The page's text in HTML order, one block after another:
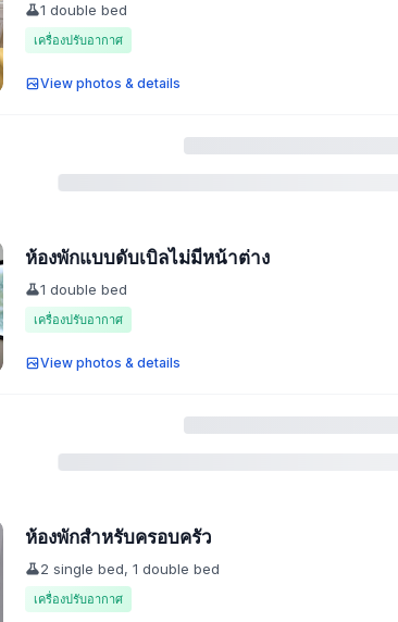
1 double bed
เครื่องปรับอากาศ
View photos & details
ห้องพักแบบดับเบิลไม่มีหน้าต่าง
1 double bed
เครื่องปรับอากาศ
View photos & details
ห้องพักสำหรับครอบครัว
2 single bed, 1 double bed
เครื่องปรับอากาศ